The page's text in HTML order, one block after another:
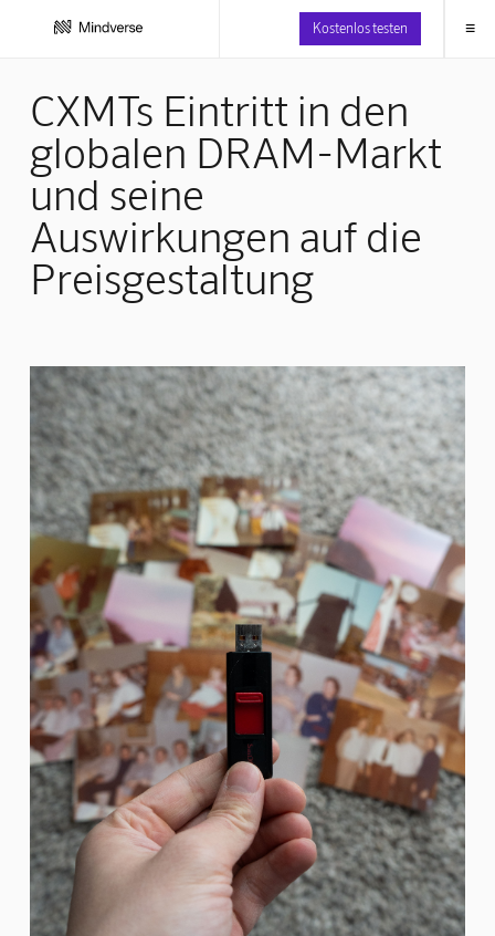
Kostenlos testen ≡
CXMTs Eintritt in den
globalen DRAM-Markt
und seine
Auswirkungen auf die
Preisgestaltung